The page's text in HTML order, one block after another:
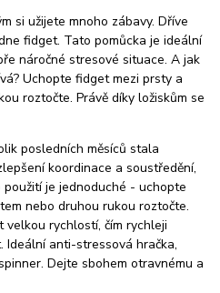
si užijete mnoho zábavy. Dříve
fidget. Tato pomůcka je ideální
náročné stresové situace. A jak
Uchopte fidget mezi prsty a
roztočte. Právě díky ložiskům se
posledních měsíců stala
koordinace a soustředění,
použití je jednoduché - uchopte
nebo druhou rukou roztočte.
velkou rychlostí, čím rychleji
Ideální anti-stressová hračka,
Dejte sbohem otravnému a